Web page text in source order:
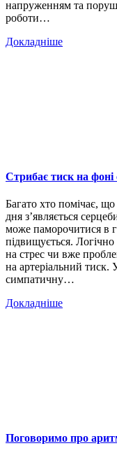
напруженням та
роботи…
Докладніше
Стрибає тиск на фоні
Багато хто помічає,
дня з’являється
може паморочитися в
підвищується.
на стрес чи вже
на артеріальний тиск.
симпатичну…
Докладніше
Поговоримо про